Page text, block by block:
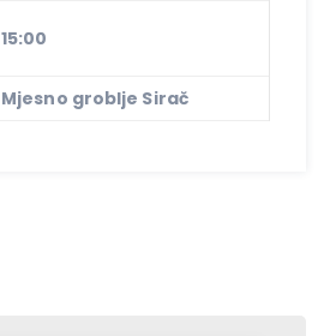
15:00
Mjesno groblje Sirač